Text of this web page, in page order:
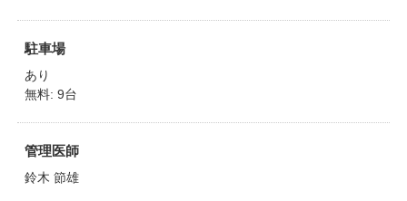
駐車場
あり
無料: 9台
管理医師
鈴木 節雄